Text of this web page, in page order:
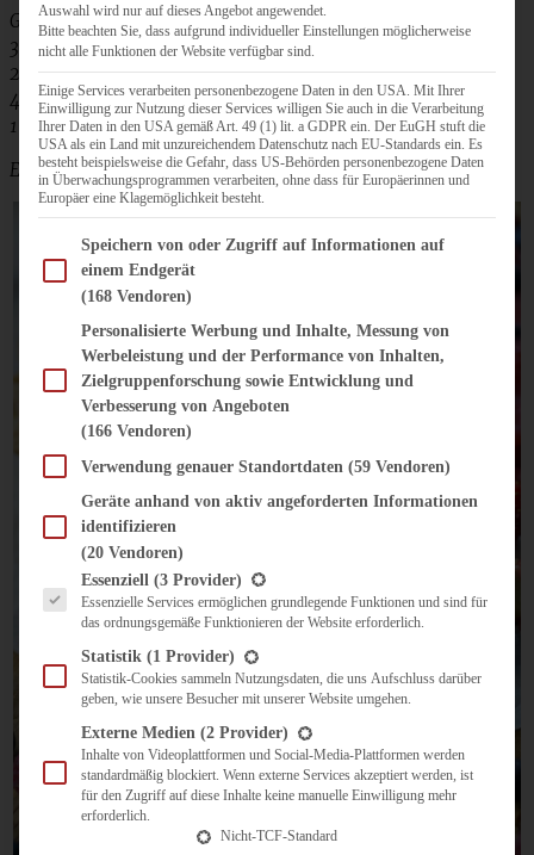
Guss:
300 g Erdbeeren
2 EL Zitronensaft
40 g Puderzucker
1 TL Speisestärke
Erdbeeren, Himbeeren und Heidelbeeren
Auswahl wird nur auf dieses Angebot angewendet.
Bitte beachten Sie, dass aufgrund individueller Einstellungen möglicherweise
nicht alle Funktionen der Website verfügbar sind.
Einige Services verarbeiten personenbezogene Daten in den USA. Mit Ihrer
Einwilligung zur Nutzung dieser Services willigen Sie auch in die Verarbeitung
Ihrer Daten in den USA gemäß Art. 49 (1) lit. a GDPR ein. Der EuGH stuft die
USA als ein Land mit unzureichendem Datenschutz nach EU-Standards ein. Es
besteht beispielsweise die Gefahr, dass US-Behörden personenbezogene Daten
in Überwachungsprogrammen verarbeiten, ohne dass für Europäerinnen und
Europäer eine Klagemöglichkeit besteht.
Im Folgenden finden Sie eine Liste der Zwecke des IAB Transparency and Consent
Speichern von oder Zugriff auf Informationen auf
einem Endgerät
(168 Vendoren)
Personalisierte Werbung und Inhalte, Messung von
Werbeleistung und der Performance von Inhalten,
Zielgruppenforschung sowie Entwicklung und
Verbesserung von Angeboten
(166 Vendoren)
Verwendung genauer Standortdaten (59 Vendoren)
Geräte anhand von aktiv angeforderten Informationen
identifizieren
(20 Vendoren)
Es folgt eine Liste der Service-Gruppen, für die eine Einwilligung erteilt werden
Essenziell (3 Provider)
Essenzielle Services ermöglichen grundlegende Funktionen und sind für
das ordnungsgemäße Funktionieren der Website erforderlich.
Statistik (1 Provider)
Statistik-Cookies sammeln Nutzungsdaten, die uns Aufschluss darüber
geben, wie unsere Besucher mit unserer Website umgehen.
Externe Medien (2 Provider)
Inhalte von Videoplattformen und Social-Media-Plattformen werden
standardmäßig blockiert. Wenn externe Services akzeptiert werden, ist
für den Zugriff auf diese Inhalte keine manuelle Einwilligung mehr
erforderlich.
Nicht-TCF-Standard